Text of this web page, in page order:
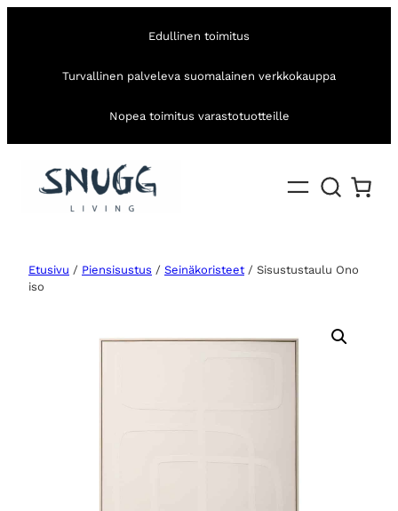
Edullinen toimitus
Turvallinen palveleva suomalainen verkkokauppa
Nopea toimitus varastotuotteille
Etusivu / Piensisustus / Seinäkoristeet / Sisustustaulu Ono
iso